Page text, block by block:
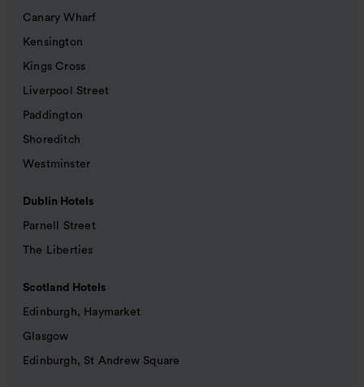
Canary Wharf
Kensington
Kings Cross
Liverpool Street
Paddington
Shoreditch
Westminster
Dublin Hotels
Parnell Street
The Liberties
Scotland Hotels
Edinburgh, Haymarket
Glasgow
Edinburgh, St Andrew Square